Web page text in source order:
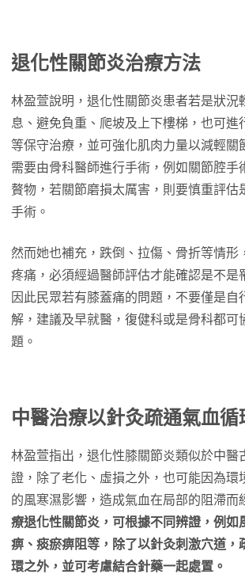
退化性關節炎治療方法
林盈萱說明，退化性關節炎患者若是狀況
息、避免負重、爬坡及上下樓梯，也可進
等保守治療，並可強化肌肉力量以減輕關
需要由骨科醫師進行手術，例如關節腔手
贅物，若關節磨損太厲害，則要慎重評估
手術。
然而她也補充，跌倒、拉傷、骨折等情形
疼痛，必須經過醫師評估才能確認是不是
因此民眾若有膝蓋痛的問題，不要僅是自
解，建議及早就醫，復健科或是骨科都可
題。
中醫治療以針灸疏通氣血循
林盈萱指出，退化性膝關節炎類似於中醫
證，除了老化、虛損之外，也可能因為環
的風寒濕影響，造成氣血在局部的阻滯而
療退化性關節炎，可根據不同辨證，例如
痹、痰瘀痹阻等，除了以針灸刺激穴道，
環之外，並可考慮結合針藥一起處置。